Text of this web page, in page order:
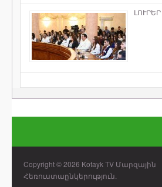
ԼՈՒՐԵՐ
Copyright © 2026 Kotayk TV Մարզային
Հեռուստաընկերություն.